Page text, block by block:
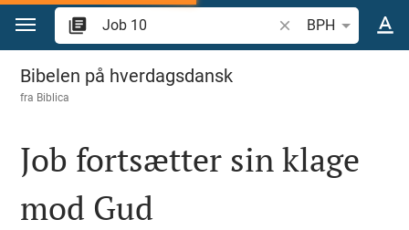
Gå til indhold
Søg efter bibelvers
BPH
Job 10
Bibelen på hverdagsdansk
fra Biblica
Job fortsætter sin klage
mod Gud